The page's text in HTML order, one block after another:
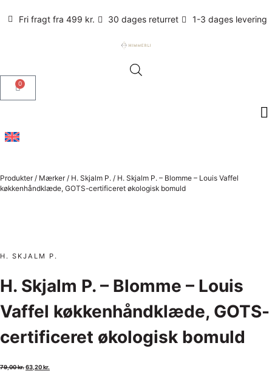
Fri fragt fra 499 kr. 30 dages returret 1-3 dages levering
0
Produkter / Mærker / H. Skjalm P. / H. Skjalm P. – Blomme – Louis Vaffel
køkkenhåndklæde, GOTS-certificeret økologisk bomuld
H. SKJALM P.
H. Skjalm P. – Blomme – Louis
Vaffel køkkenhåndklæde, GOTS-
certificeret økologisk bomuld
79,00kr.63,20kr.